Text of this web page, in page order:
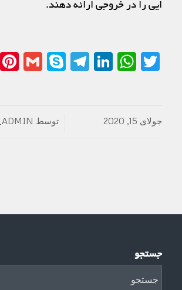
ایی را در خروجی ارائه دهند.
Twitter
WhatsApp
LinkedIn
Telegram
Skype
جولای 15, 2020 / توسط
جستجو